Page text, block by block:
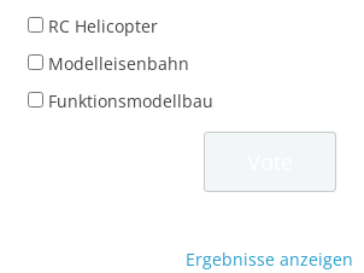
RC Helicopter
Modelleisenbahn
Funktionsmodellbau
Ergebnisse anzeigen